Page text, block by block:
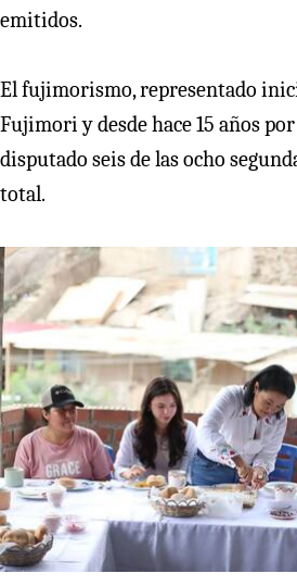
emitidos.
El fujimorismo, representado
Fujimori y desde hace 15 años
disputado seis de las ocho
total.